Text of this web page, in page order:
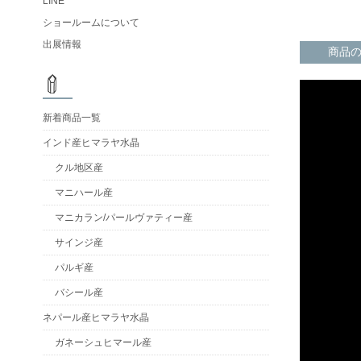
商品
ショールームについて
出展情報
新着商品一覧
インド産ヒマラヤ水晶
クル地区産
マニハール産
マニカラン/パールヴァティー産
サインジ産
パルギ産
バシール産
ネパール産ヒマラヤ水晶
ガネーシュヒマール産